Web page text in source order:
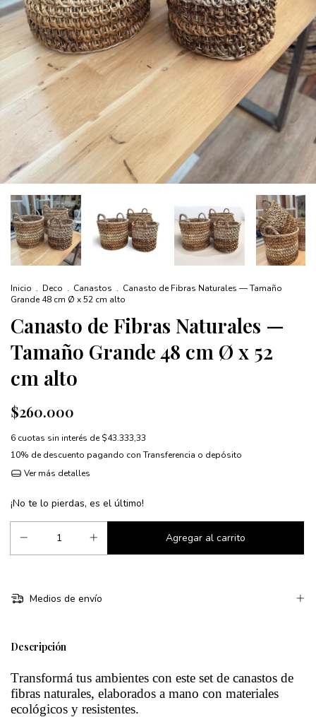
Inicio . Deco . Canastos . Canasto de Fibras Naturales — Tamaño
Grande 48 cm Ø x 52 cm alto
Canasto de Fibras Naturales —
Tamaño Grande 48 cm Ø x 52
cm alto
$260.000
6 cuotas sin interés de$43.333,33
10% de descuento pagando con Transferencia o depósito
Ver más detalles
¡No te lo pierdas, es el último!
Medios de envío
Descripción
Transformá tus ambientes con este set de canastos de
fibras naturales, elaborados a mano con materiales
ecológicos y resistentes.